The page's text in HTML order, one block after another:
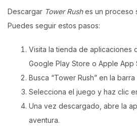
Descargar Tower Rushes un proceso
Puedes seguir estos pasos:
Visita la tienda de aplicaciones
Google Play Store o Apple App
Busca “Tower Rush” en la
Selecciona el juego y haz clic
Una vez descargado, abre la
aventura.